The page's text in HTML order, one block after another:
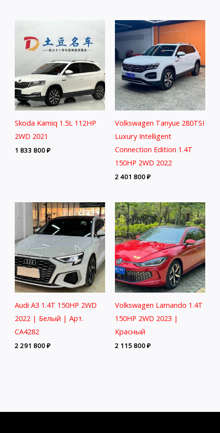
Skoda Kamiq 1.5L 112HP
2WD 2021
1 833 800₽
Volkswagen Tanyue 280TSI
Luxury Intelligent
Connection Edition 1.4T
150HP 2WD 2022
2 401 800₽
Audi A3 1.4T 150HP 2WD
2022 | Белый | Арт.
CA4282
2 291 800₽
Volkswagen Lamando 1.4T
150HP 2WD 2023 |
Красный
2 115 800₽